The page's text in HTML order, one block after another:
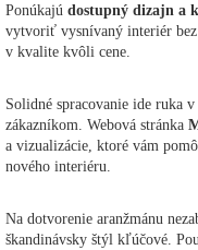
Ponúkajú dostupný dizajn a
vytvoriť vysnívaný interiér
v kvalite kvôli cene.
Solidné spracovanie ide ruka
zákazníkom. Webová stránka
a vizualizácie, ktoré vám
nového interiéru.
Na dotvorenie aranžmánu
škandinávsky štýl kľúčové.